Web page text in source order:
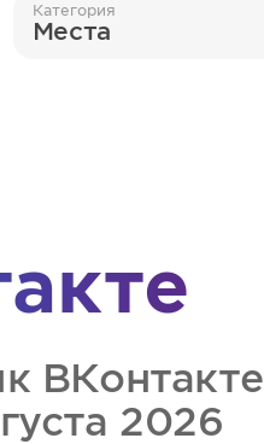
Категория
Места
ВКонтакте
2026